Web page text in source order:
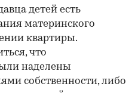
детей есть
материнского
квартиры.
что
наделены
собственности, либо